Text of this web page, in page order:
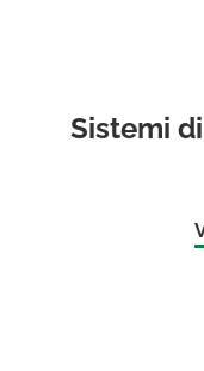
Sistemi